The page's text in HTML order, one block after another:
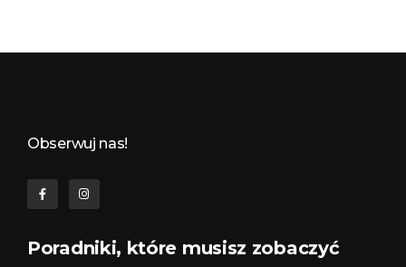
Obserwuj nas!
Poradniki, które musisz zobaczyć